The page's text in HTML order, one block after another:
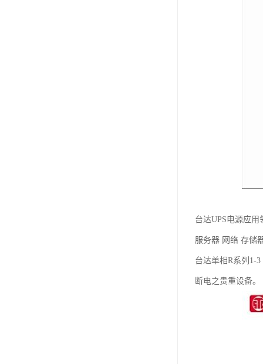
台达UPS电源应用
服务器 网络 存储
台达单相R系列1-
断电之贵重设备。